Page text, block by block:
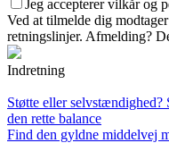
Jeg accepterer vilkår og
Ved at tilmelde dig
retningslinjer. Afmelding?
Indretning
Støtte eller
den rette balance
Find den gyldne middelvej